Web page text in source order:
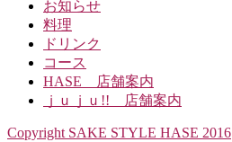
お知らせ
料理
ドリンク
コース
HASE 店舗案内
ｊｕｊｕ!! 店舗案内
Copyright SAKE STYLE HASE 2016